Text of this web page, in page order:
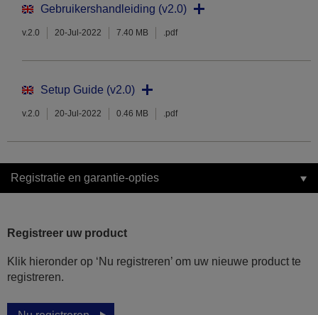
Gebruikershandleiding (v2.0)
v.2.0 20-Jul-2022 7.40 MB .pdf
Setup Guide (v2.0)
v.2.0 20-Jul-2022 0.46 MB .pdf
Registratie en garantie-opties
Registreer uw product
Klik hieronder op ‘Nu registreren’ om uw nieuwe product te
registreren.